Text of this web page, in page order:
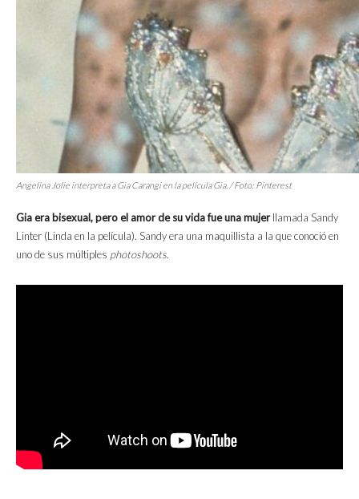
Angelina Jolie interpreta a Gia Carangi en la películaGia. / Foto: Pinterest
Gia era bisexual, pero el amor de su vida fue una mujerllamada Sandy
Linter (Linda en la película). Sandy era una maquillista a la que conoció en
uno de sus múltiples photoshoots.